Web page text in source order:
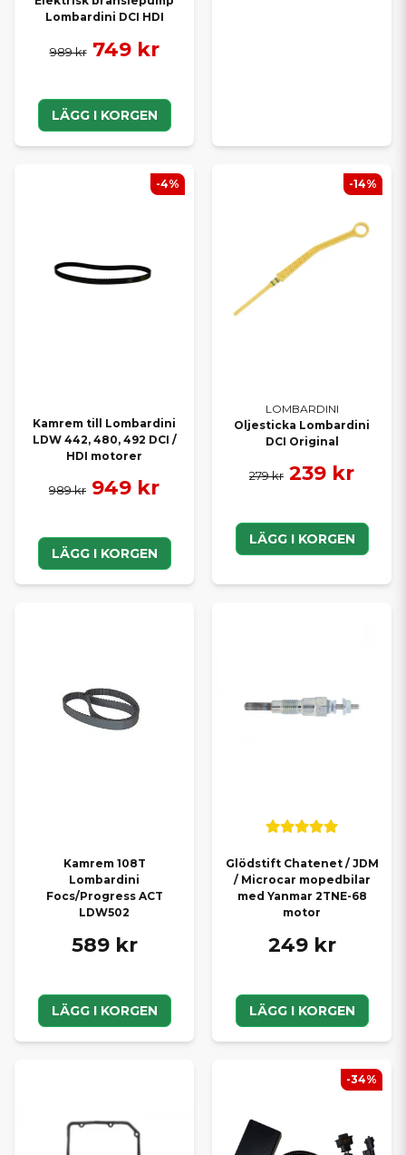
Lombardini DCI HDI
989 kr 749 kr
LÄGG I KORGEN
Kamrem till Lombardini
LDW 442, 480, 492 DCI /
HDI motorer
989 kr 949 kr
LÄGG I KORGEN
-4%
LOMBARDINI
Oljesticka Lombardini
DCI Original
279 kr 239 kr
LÄGG I KORGEN
-14%
Kamrem 108T
Lombardini
Focs/Progress ACT
LDW502
589 kr
LÄGG I KORGEN
Glödstift Chatenet / JDM
/ Microcar mopedbilar
med Yanmar 2TNE-68
motor
249 kr
LÄGG I KORGEN
-34%